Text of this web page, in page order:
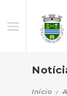
Início